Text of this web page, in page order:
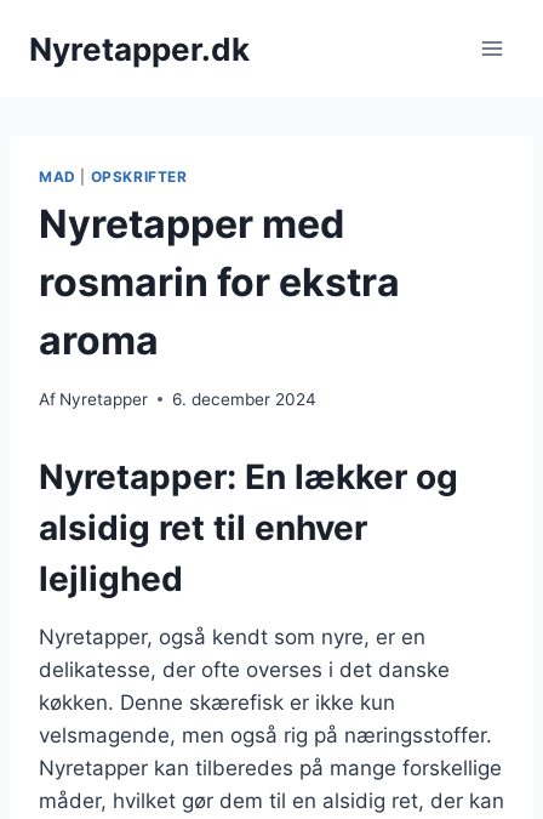
Nyretapper.dk
MAD OPSKRIFTER
Nyretapper med
rosmarin for ekstra
aroma
Af Nyretapper 6. december 2024
Nyretapper: En lækker og
alsidig ret til enhver
lejlighed
Nyretapper, også kendt som nyre, er en
delikatesse, der ofte overses i det danske
køkken. Denne skærefisk er ikke kun
velsmagende, men også rig på næringsstoffer.
Nyretapper kan tilberedes på mange forskellige
måder, hvilket gør dem til en alsidig ret, der kan